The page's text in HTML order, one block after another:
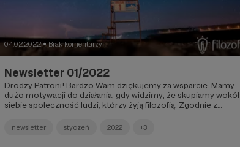
04.02.2022 ● Brak komentarzy
Newsletter 01/2022
Drodzy Patroni! Bardzo Wam dziękujemy za wsparcie. Mamy
dużo motywacji do działania, gdy widzimy, że skupiamy wokół
siebie społeczność ludzi, którzy żyją filozofią. Zgodnie z
zrobiliśmy w styczniu i jakie mamy plany. Z myślą o Was
przygotowaliśmy też ankietę! Prosimy Was o odpowiedź –
newsletter styczeń 2022 +3